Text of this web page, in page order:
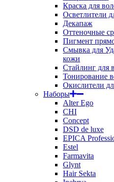
Краска для
Осветлители
Декапаж
Оттеночные
Пигмент
Смывка для
кожи
Стайлинг для
Тонирование
Окислители
Наборы
Alter Ego
CHI
Concept
DSD de luxe
EPICA
Estel
Farmavita
Glynt
Hair Sekta